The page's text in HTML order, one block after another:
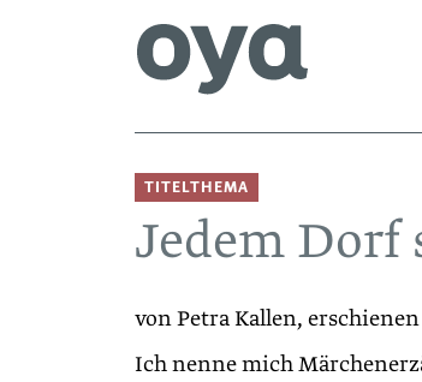
TITELTHEMA
Jedem Dorf
von Petra Kallen,
Ich nenne mich